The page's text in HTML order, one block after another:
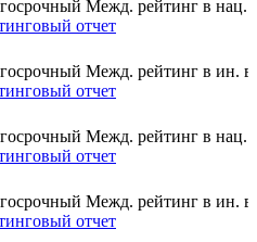
Межд. рейтинг в нац.
отчет
Межд. рейтинг в ин.
отчет
Межд. рейтинг в нац.
отчет
Межд. рейтинг в ин.
отчет